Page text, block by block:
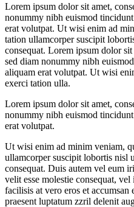
Lorem ipsum dolor sit amet,
nonummy nibh euismod
erat volutpat. Ut wisi enim ad
tation ullamcorper suscipit
consequat. Lorem ipsum dolor sit
sed diam nonummy nibh
aliquam erat volutpat. Ut wisi
exerci tation ulla.
Lorem ipsum dolor sit amet,
nonummy nibh euismod
erat volutpat.
Ut wisi enim ad minim veniam,
ullamcorper suscipit lobortis nisl
consequat. Duis autem vel eum
velit esse molestie consequat,
facilisis at vero eros et
praesent luptatum zzril delenit